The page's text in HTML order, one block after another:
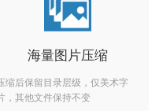
海量图片压缩
缩后保留目录层级，仅美术字
，其他文件保持不变